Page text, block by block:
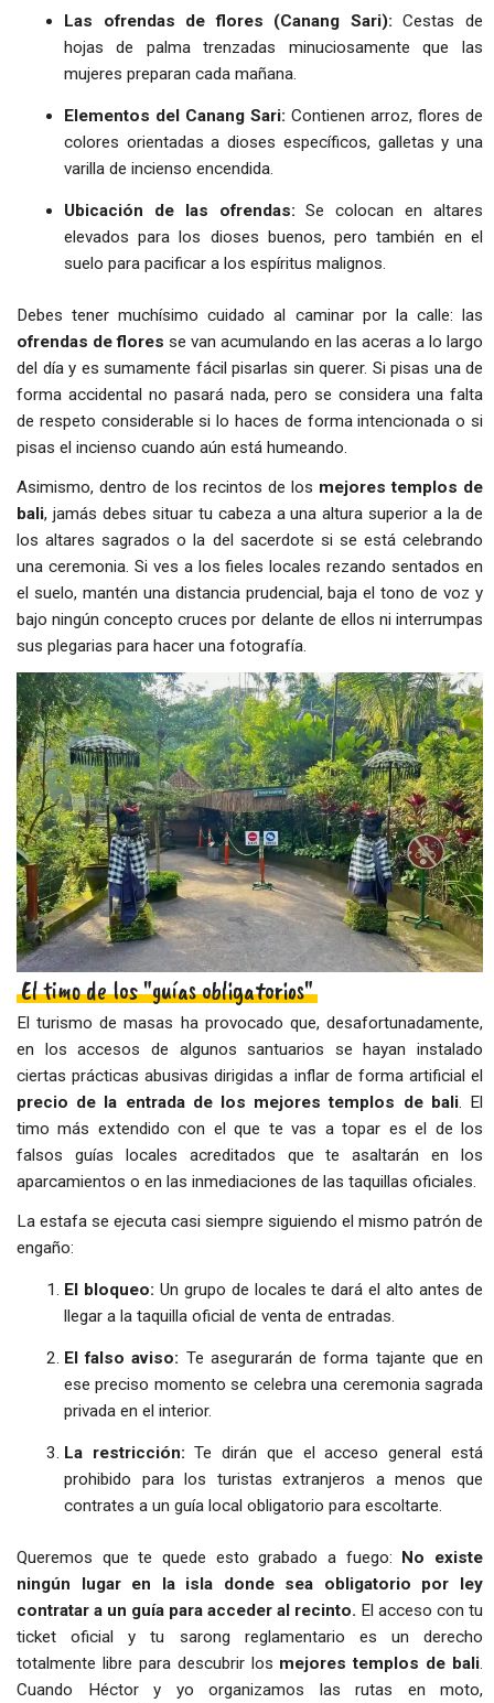
Las ofrendas de flores (Canang Sari): Cestas de
hojas de palma trenzadas minuciosamente que las
mujeres preparan cada mañana.
Elementos del Canang Sari: Contienen arroz, flores de
colores orientadas a dioses específicos, galletas y una
varilla de incienso encendida.
Ubicación de las ofrendas: Se colocan en altares
elevados para los dioses buenos, pero también en el
suelo para pacificar a los espíritus malignos.
Debes tener muchísimo cuidado al caminar por la calle: las
ofrendas de flores se van acumulando en las aceras a lo largo
del día y es sumamente fácil pisarlas sin querer. Si pisas una de
forma accidental no pasará nada, pero se considera una falta
de respeto considerable si lo haces de forma intencionada o si
pisas el incienso cuando aún está humeando.
Asimismo, dentro de los recintos de los mejores templos de
bali, jamás debes situar tu cabeza a una altura superior a la de
los altares sagrados o la del sacerdote si se está celebrando
una ceremonia. Si ves a los fieles locales rezando sentados en
el suelo, mantén una distancia prudencial, baja el tono de voz y
bajo ningún concepto cruces por delante de ellos ni interrumpas
sus plegarias para hacer una fotografía.
El timo de los "guías obligatorios"
El turismo de masas ha provocado que, desafortunadamente,
en los accesos de algunos santuarios se hayan instalado
ciertas prácticas abusivas dirigidas a inflar de forma artificial el
precio de la entrada de los mejores templos de bali. El
timo más extendido con el que te vas a topar es el de los
falsos guías locales acreditados que te asaltarán en los
aparcamientos o en las inmediaciones de las taquillas oficiales.
La estafa se ejecuta casi siempre siguiendo el mismo patrón de
engaño:
El bloqueo: Un grupo de locales te dará el alto antes de
llegar a la taquilla oficial de venta de entradas.
El falso aviso: Te asegurarán de forma tajante que en
ese preciso momento se celebra una ceremonia sagrada
privada en el interior.
La restricción: Te dirán que el acceso general está
prohibido para los turistas extranjeros a menos que
contrates a un guía local obligatorio para escoltarte.
Queremos que te quede esto grabado a fuego: No existe
ningún lugar en la isla donde sea obligatorio por ley
contratar a un guía para acceder al recinto. El acceso con tu
ticket oficial y tu sarong reglamentario es un derecho
totalmente libre para descubrir los mejores templos de bali.
Cuando Héctor y yo organizamos las rutas en moto,